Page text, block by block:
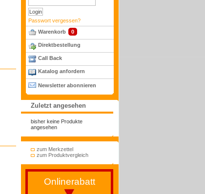
Passwort vergessen?
Warenkorb
0
Direktbestellung
Call Back
Katalog anfordern
Newsletter abonnieren
Zuletzt angesehen
bisher keine Produkte
angesehen
zum Merkzettel
zum Produktvergleich
Onlinerabatt